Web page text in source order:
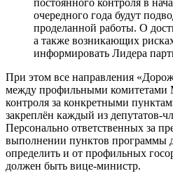
постоянного контроля в
очередного года будут
проделанной работы. О
а также возникающих
информировать Лидера
При этом все направления
между профильными комитетами
контроля за конкретными
закреплён каждый из депутатов-
Персонально ответственных за
выполнении пунктов программы
определить и от профильных
должен быть вице-министр.